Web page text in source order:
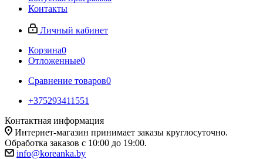
Контакты
Личный кабинет
Корзина0
Отложенные0
Сравнение товаров0
+375293411551
Контактная информация
Интернет-магазин принимает заказы круглосуточно.
Обработка заказов с 10:00 до 19:00.
info@koreanka.by